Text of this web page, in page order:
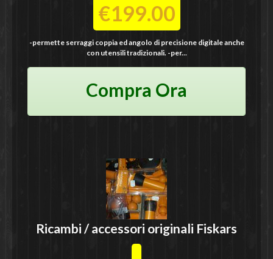
€199.00
-permette serraggi coppia ed angolo di precisione digitale anche
con utensili tradizionali. -per...
Compra Ora
Ricambi / accessori originali Fiskars